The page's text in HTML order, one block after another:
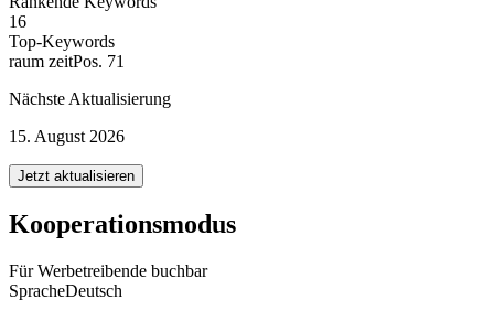
16
Top-Keywords
raum zeitPos. 71
Nächste Aktualisierung
15. August 2026
Jetzt aktualisieren
Kooperationsmodus
Für Werbetreibende buchbar
SpracheDeutsch